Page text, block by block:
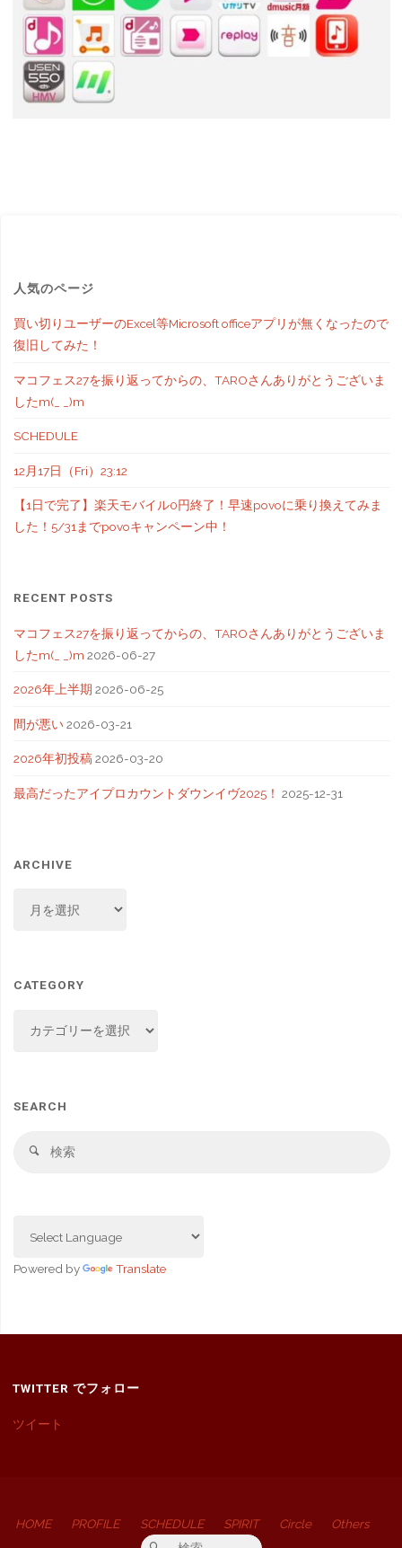
人気のページ
買い切りユーザーのExcel等Microsoft officeアプリが無くなったので
復旧してみた！
マコフェス27を振り返ってからの、TAROさんありがとうございま
したm(_ _)m
SCHEDULE
12月17日（Fri）23:12
【1日で完了】楽天モバイル0円終了！早速povoに乗り換えてみま
した！5/31までpovoキャンペーン中！
RECENT POSTS
マコフェス27を振り返ってからの、TAROさんありがとうございま
したm(_ _)m 2026-06-27
2026年上半期 2026-06-25
間が悪い 2026-03-21
2026年初投稿 2026-03-20
最高だったアイプロカウントダウンイヴ2025！ 2025-12-31
ARCHIVE
CATEGORY
SEARCH
検
Powered by Translate
TWITTER でフォロー
ツイート
HOME PROFILE SCHEDULE SPIRIT Circle
Others
検索対象: